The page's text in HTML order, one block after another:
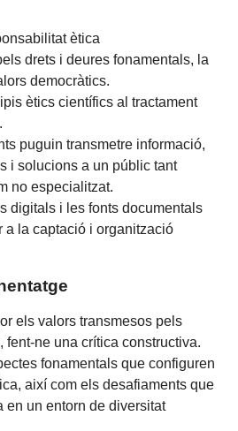
ètica
drets i deures fonamentals, la
democràtics.
ètics científics al tractament
puguin transmetre informació,
i solucions a un públic tant
no especialitzat.
digitals i les fonts documentals
a la captació i organització
els valors transmesos pels
fent-ne una crítica constructiva.
fonamentals que configuren
així com els desafiaments que
en un entorn de diversitat